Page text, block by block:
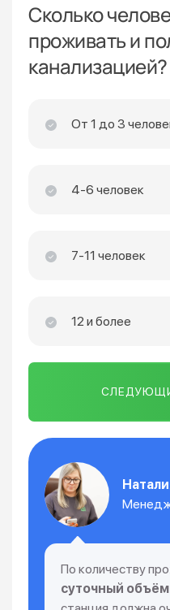
Сколько
проживать и
канализацией?
От 1 до 3
4-6 человек
7-11 человек
12 и более
По количеству
суточный объём